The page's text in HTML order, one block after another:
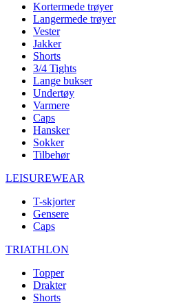
Kortermede trøyer
Langermede trøyer
Vester
Jakker
Shorts
3/4 Tights
Lange bukser
Undertøy
Varmere
Caps
Hansker
Sokker
Tilbehør
LEISUREWEAR
T-skjorter
Gensere
Caps
TRIATHLON
Topper
Drakter
Shorts